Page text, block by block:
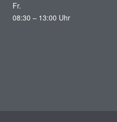
Fr.
08:30 – 13:00 Uhr